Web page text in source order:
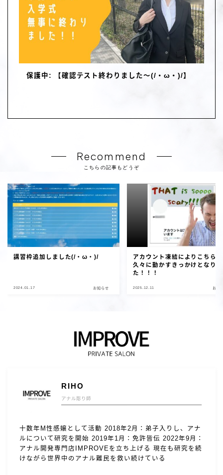
保護中: 【確認テスト終わりました～(/・ω・)/】
Recommend
こちらの記事もどうぞ
講習枠追加しました(/・ω・)/
2024.01.17 お知らせ
アカウント凍結によりこちらを
久々に動かすきっかけとなり
た！！！
2025.12.11 お知
RIHO
アナル彫り師
十数年M性感嬢として活動 2018年2月：弟子入りし、アナ
ルについて研究を開始 2019年1月：免許皆伝 2022年9月：
アナル開発専門店IMPROVEを立ち上げる 現在も研究を続
けながら世界中のアナル難民を救い続けている